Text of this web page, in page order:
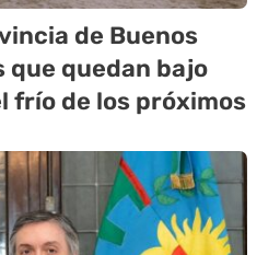
de Buenos
que quedan bajo
frío de los próximos